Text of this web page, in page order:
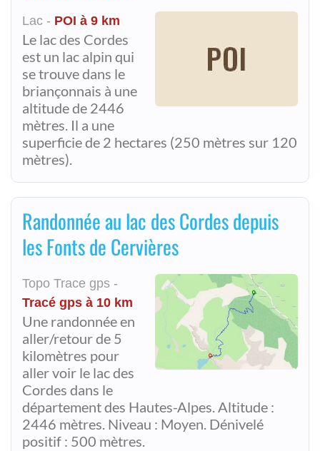
Lac - POI à 9 km
Le lac des Cordes
est un lac alpin qui
se trouve dans le
briançonnais à une
altitude de 2446
mètres. Il a une
superficie de 2 hectares (250 mètres sur 120
mètres).
Randonnée au lac des Cordes depuis
les Fonts de Cervières
Topo Trace gps -
Tracé gps à 10 km
Une randonnée en
aller/retour de 5
kilomètres pour
aller voir le lac des
Cordes dans le
département des Hautes-Alpes. Altitude :
2446 mètres. Niveau : Moyen. Dénivelé
positif : 500 mètres.